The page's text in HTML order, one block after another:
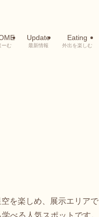
ーむ
Update
最新情報
Eating
外出を楽しむ
を楽しめ、展示エリアで
べる人気スポットです。